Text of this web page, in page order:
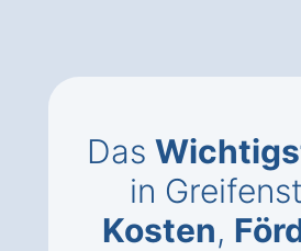
Das
in
Kosten,